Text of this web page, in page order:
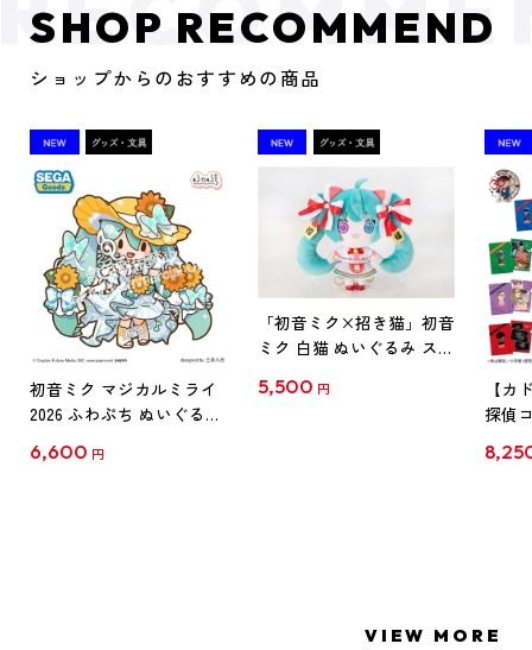
SHOP RECOMMEND
ショップからのおすすめの商品
初音ミク マジカルミライ
2026 ふわぷち ぬいぐるみ
6,600 円
「初音ミク×招き猫」初音
ミク 白猫 ぬいぐるみ スタ
5,500 円
【カ
探偵
クリ
VIEW MORE